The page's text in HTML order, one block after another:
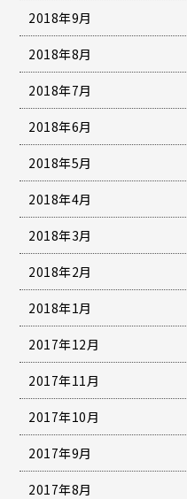
2018年9月
2018年8月
2018年7月
2018年6月
2018年5月
2018年4月
2018年3月
2018年2月
2018年1月
2017年12月
2017年11月
2017年10月
2017年9月
2017年8月